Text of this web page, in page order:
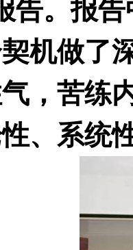
告。报
机做了
，苦练
、系统